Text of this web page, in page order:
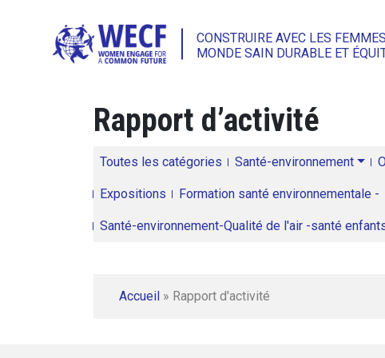
CONSTRUIRE AVEC LES
MONDE SAIN DURABLE ET
Rapport d’activité
Toutes les catégories Santé-environnement
Expositions Formation santé environnementale -
Santé-environnement-Qualité de l'air -santé
Accueil » Rapport d'activité